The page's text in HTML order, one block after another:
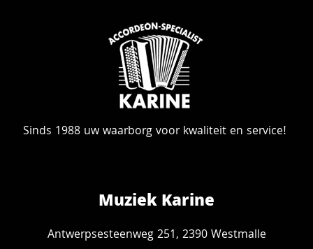
Sinds 1988 uw waarborg voor kwaliteit en service!
Muziek Karine
Antwerpsesteenweg 251, 2390 Westmalle